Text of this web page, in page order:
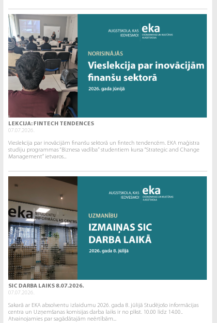
LEKCIJA: FINTECH TENDENCES
07.07.2026.
Vieslekcija par inovācijām finanšu sektorā un fintech tendencēm. EKA maģistra
studiju programmas “Biznesa vadība” studentiem kursa “Strategic and Change
Management” ietvaros...
SIC DARBA LAIKS 8.07.2026.
07.07.2026.
Sakarā ar EKA absolventu izlaidumu 2026. gada 8. jūlijā Studējošo informācijas
centra un Uzņemšanas komisijas darba laiks ir no plkst. 10.00 līdz 14.00..
Atvainojamies par sagādātajām neērtībām...